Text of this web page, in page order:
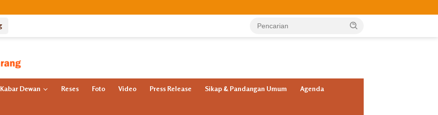
Kabar Dewan Reses Foto Video Press Release Sikap & Pandangan Umum Agenda